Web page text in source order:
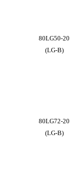
80LG50-20
(LG-B)
80LG72-20
(LG-B)